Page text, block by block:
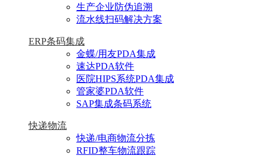
生产企业防伪追溯
流水线扫码解决方案
ERP条码集成
金蝶/用友PDA集成
速达PDA软件
医院HIPS系统PDA集成
管家婆PDA软件
SAP集成条码系统
快递物流
快递/电商物流分拣
RFID整车物流跟踪